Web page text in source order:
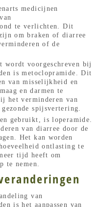
medicijnen
te verlichten. Dit
om braken of diarree
of de
wordt voorgeschreven bij
is metoclopramide. Dit
van misselijkheid en
en darmen te
het verminderen van
spijsvertering.
gebruikt, is loperamide.
van diarree door de
Het kan worden
ontlasting te
tijd heeft om
te nemen.
van
is het aanpassen van